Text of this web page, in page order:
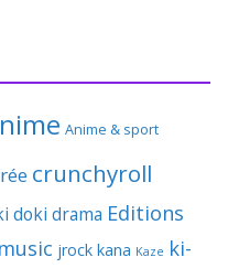
Anime & sport
crunchyroll
doki drama Editions
jrock kana Kaze ki-